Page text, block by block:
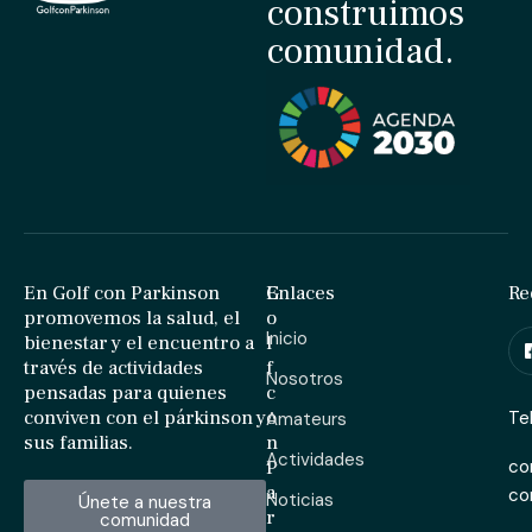
construimos
comunidad.
En Golf con Parkinson
promovemos la salud, el
bienestar y el encuentro a
través de actividades
pensadas para quienes
conviven con el párkinson y
sus familias.
Únete a nuestra
comunidad
G
o
l
f
c
o
n
P
a
r
Enlaces
Inicio
Nosotros
Amateurs
Actividades
Noticias